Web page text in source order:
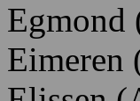
Egmond
Eimeren